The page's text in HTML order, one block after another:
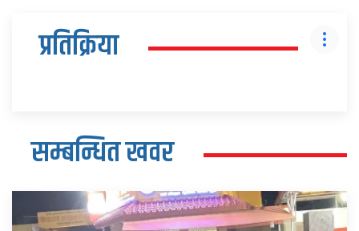
प्रतिक्रिया
सम्बन्धित खवर